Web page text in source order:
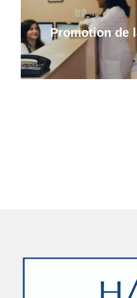
Promotion de